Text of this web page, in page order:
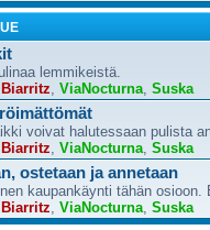
lemmikeistä.
Biarritz, ViaNocturna, Suska
voivat halutessaan pulista
Biarritz, ViaNocturna, Suska
ostetaan ja annetaan
kaupankäynti tähän
Biarritz, ViaNocturna, Suska